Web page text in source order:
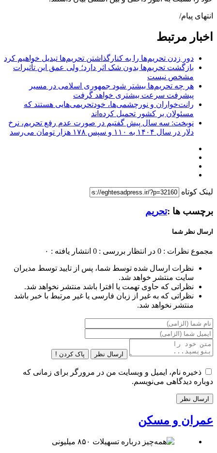
انتهای پیام/
اخبار مرتبط
دور زدن تحریم‌ها را به کنارگذاشتن تحریم‌ها تبدیل خواهیم کرد
بازگشت تحریم‌ها بدون شک اثر دارد؛ ولی عمق این تأثیرات
مشخص نیست
هر چه تحریم‌ها بیشتر شود جمهوری اسلامی در مسیر
پیشرفت سرعت بیشتری خواهد گرفت
رانت‌خواران و نورچشمی‌ها، خودتحریمی‌هایی هستند که
مسئولان بر کشور تحمیل کرده‌اند
نوبخت: سه سال پیش گفتیم در صورت عدم رفع تحریم، نرخ
دلار در سال ۱۴۰۴ به ۱۱۰ و سپس ۱۷۸ هزار تومان می‌رسد
لینک کوتاه
برچسب ها :تحریم
ارسال نظر شما
مجموع نظرات : 0 در انتظار بررسی : 0 انتشار یافته : ۰
نظرات ارسال شده توسط شما، پس از تایید توسط مدیران
سایت منتشر خواهد شد.
نظراتی که حاوی تهمت یا افترا باشد منتشر نخواهد شد.
نظراتی که به غیر از زبان فارسی یا غیر مرتبط با خبر باشد
منتشر نخواهد شد.
ارسال نظر پاک کردن !
ذخیره نام، ایمیل و وبسایت من در مرورگر برای زمانی که
دوباره دیدگاهی می‌نویسم.
عمران و مسکن